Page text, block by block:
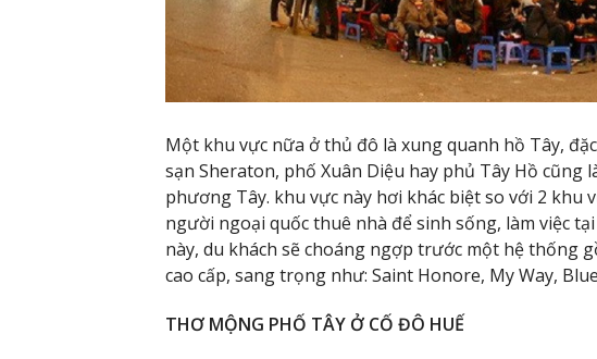
Một khu vực nữa ở thủ đô là xung quanh hồ Tây,
sạn Sheraton, phố Xuân Diệu hay phủ Tây Hồ cũng
phương Tây. khu vực này hơi khác biệt so với 2 khu
người ngoại quốc thuê nhà để sinh sống, làm việc
này, du khách sẽ choáng ngợp trước một hệ thống
cao cấp, sang trọng như: Saint Honore, My Way,
THƠ MỘNG PHỐ TÂY Ở CỐ ĐÔ HUẾ